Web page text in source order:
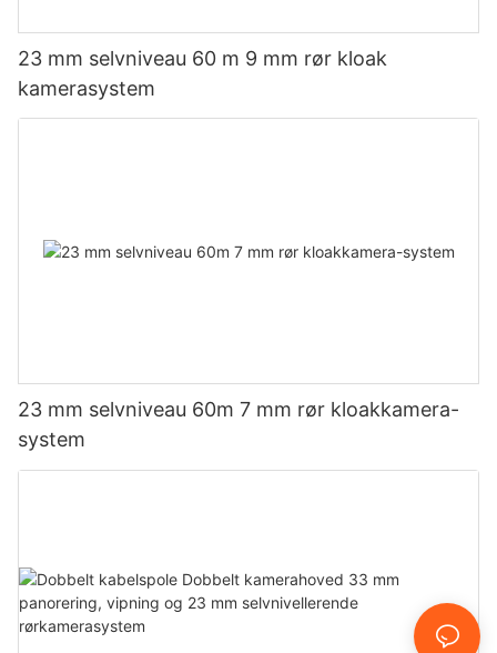
23 mm selvniveau 60 m 9 mm rør kloak
kamerasystem
23 mm selvniveau 60m 7 mm rør kloakkamera-
system